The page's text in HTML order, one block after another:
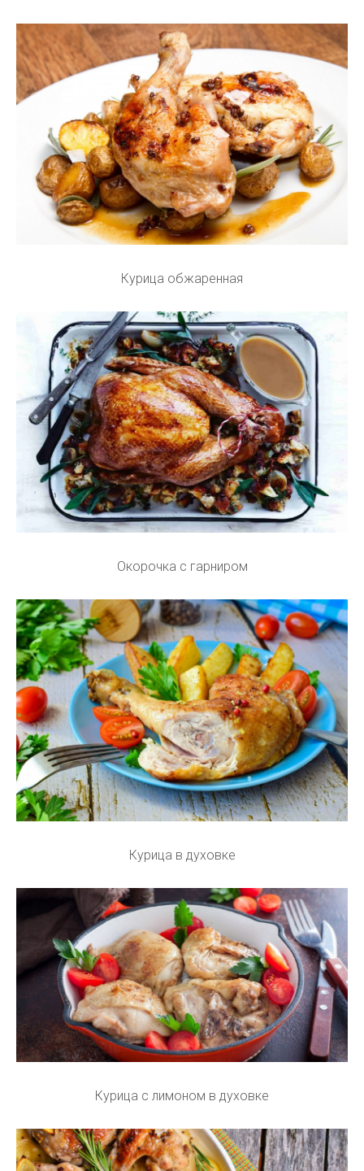
Курица обжаренная
Окорочка с гарниром
Курица в духовке
Курица с лимоном в духовке